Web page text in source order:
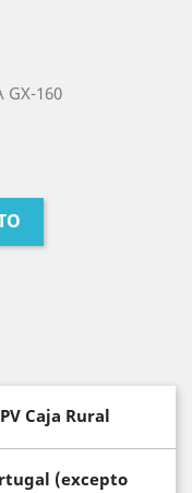
GX-160
Caja Rural
(excepto